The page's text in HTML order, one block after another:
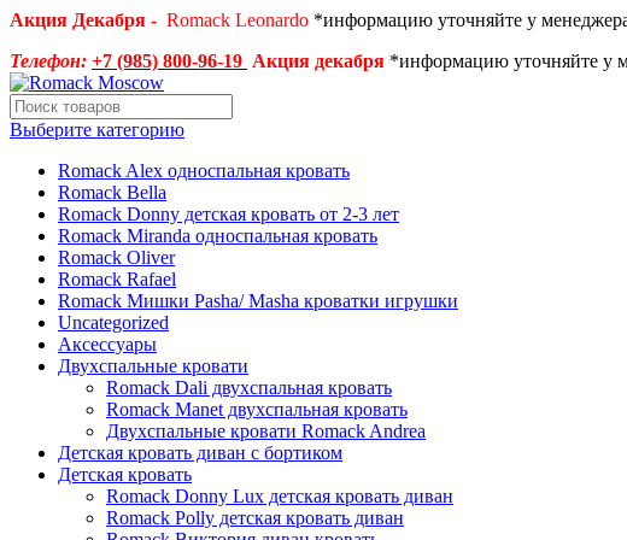
Акция Декабря - Romack Leonardo *информацию уточняйте у
Телефон: +7 (985) 800-96-19 Акция декабря *информацию уточняйте у
Выберите категорию
Romack Alex односпальная кровать
Romack Bella
Romack Donny детская кровать от 2-3 лет
Romack Miranda односпальная кровать
Romack Oliver
Romack Rafael
Romack Мишки Pasha/ Masha кроватки игрушки
Uncategorized
Аксессуары
Двухспальные кровати
Romack Dali двухспальная кровать
Romack Manet двухспальная кровать
Двухспальные кровати Romack Andrea
Детcкая кровать диван с бортиком
Детская кровать
Romack Donny Lux детская кровать диван
Romack Polly детская кровать диван